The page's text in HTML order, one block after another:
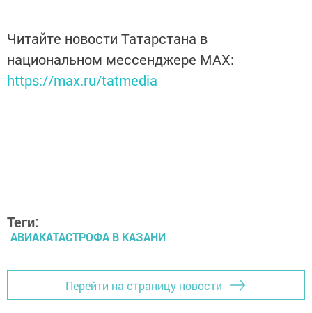
Читайте новости Татарстана в
национальном мессенджере MАХ:
https://max.ru/tatmedia
Теги:
АВИАКАТАСТРОФА В КАЗАНИ
Перейти на страницу новости